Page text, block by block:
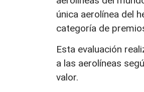
única aerolínea del
categoría de
Esta evaluación
a las aerolíneas
valor.